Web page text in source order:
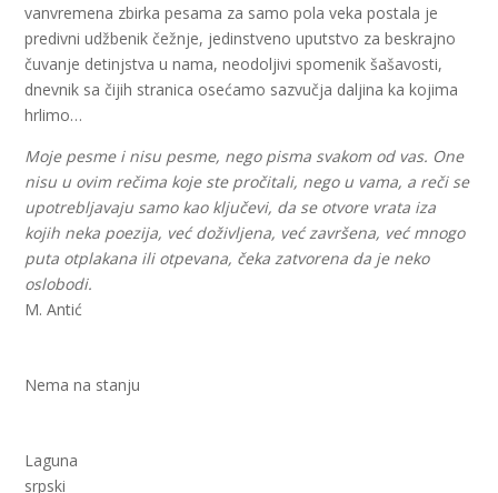
vanvremena zbirka pesama za samo pola veka postala je
predivni udžbenik čežnje, jedinstveno uputstvo za beskrajno
čuvanje detinjstva u nama, neodoljivi spomenik šašavosti,
dnevnik sa čijih stranica osećamo sazvučja daljina ka kojima
hrlimo…
Moje pesme i nisu pesme, nego pisma svakom od vas. One
nisu u ovim rečima koje ste pročitali, nego u vama, a reči se
upotrebljavaju samo kao ključevi, da se otvore vrata iza
kojih neka poezija, već doživljena, već završena, već mnogo
puta otplakana ili otpevana, čeka zatvorena da je neko
oslobodi.
M. Antić
Nema na stanju
Laguna
srpski